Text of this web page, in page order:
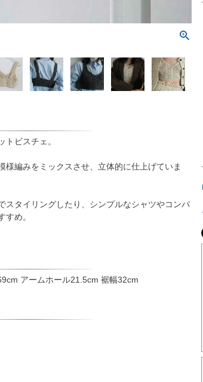
トビスチェ。
様編みをミックスさせ、立体的に仕上げていま
スタイリングしたり、シンプルなシャツやコンパ
すめ。
アームホール21.5cm 裾幅32cm